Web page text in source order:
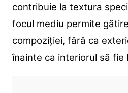
contribuie la textura
focul mediu permite
compoziției, fără ca
înainte ca interiorul să fie